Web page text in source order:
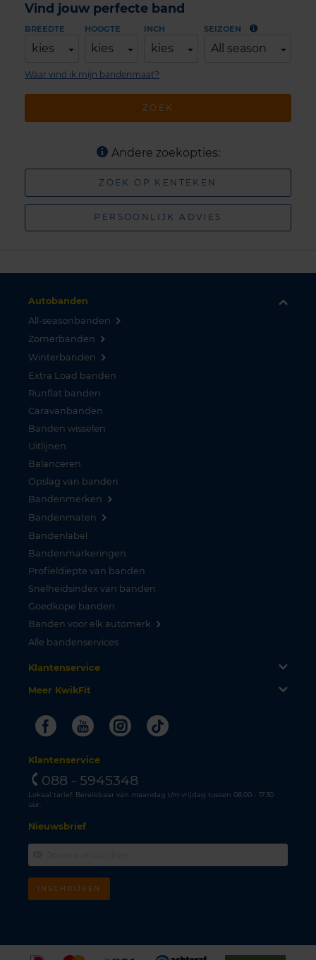
Vind jouw perfecte band
BREEDTE
kies
HOOGTE
kies
INCH
kies
SEIZOEN
All season
ZOEK
Waar vind ik mijn bandenmaat?
Andere zoekopties:
ZOEK OP KENTEKEN
PERSOONLIJK ADVIES
Autobanden
All-seasonbanden
Zomerbanden
Winterbanden
Extra Load banden
Runflat banden
Caravanbanden
Banden wisselen
Uitlijnen
Balanceren
Opslag van banden
Bandenmerken
Bandenmaten
Bandenlabel
Bandenmarkeringen
Profieldiepte van banden
Snelheidsindex van banden
Goedkope banden
Banden voor elk automerk
Alle bandenservices
Klantenservice
Meer KwikFit
FacebookYoutubeInstagram
Tiktok
Klantenservice
088 - 5945348
Lokaal tarief. Bereikbaar van maandag t/m vrijdag tussen 08.00 - 17.30
uur.
Nieuwsbrief
INSCHRIJVEN